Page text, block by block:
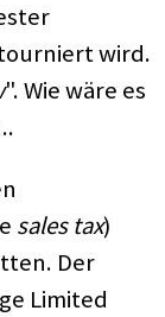
wird.
". Wie wäre es
sales tax)
Der
Limited